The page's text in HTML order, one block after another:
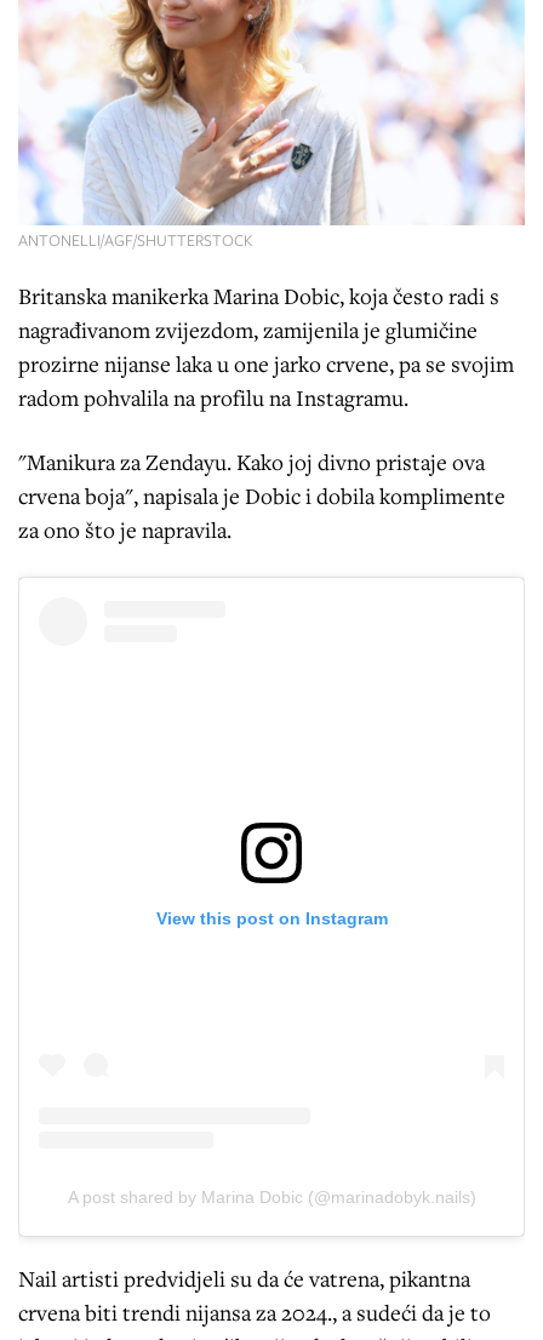
ANTONELLI/AGF/SHUTTERSTOCK
Britanska manikerka Marina Dobic, koja često radi s
nagrađivanom zvijezdom, zamijenila je glumičine
prozirne nijanse laka u one jarko crvene, pa se svojim
radom pohvalila na profilu na Instagramu.
"Manikura za Zendayu. Kako joj divno pristaje ova
crvena boja", napisala je Dobic i dobila komplimente
za ono što je napravila.
View this post on Instagram
A post shared by Marina Dobic (@marinadobyk.nails)
Nail artisti predvidjeli su da će vatrena, pikantna
crvena biti trendi nijansa za 2024., a sudeći da je to